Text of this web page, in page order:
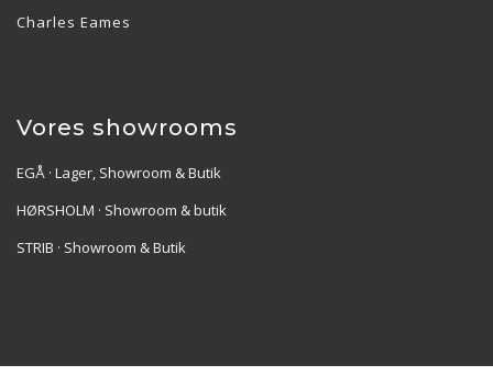
Charles Eames
Vores showrooms
EGÅ · Lager, Showroom & Butik
HØRSHOLM · Showroom & butik
STRIB · Showroom & Butik